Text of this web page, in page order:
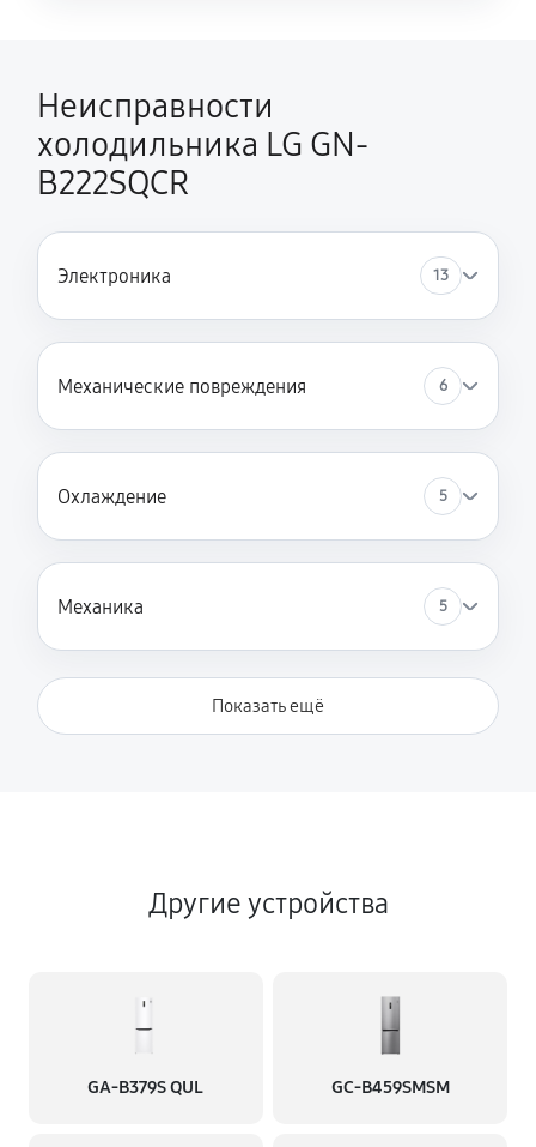
Неисправности
холодильника LG GN-
B222SQCR
Электроника 13
Механические повреждения 6
Охлаждение 5
Механика 5
Показать ещё
Другие устройства
GA-B379S QUL GC-B459SMSM